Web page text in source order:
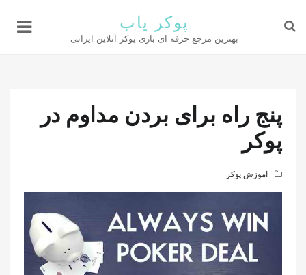
پوکر یاب
بهترین مرجع حرفه ای بازی پوکر آنلاین ایرانی
پنج راه برای بردن مداوم در
پوکر
آموزش پوکر